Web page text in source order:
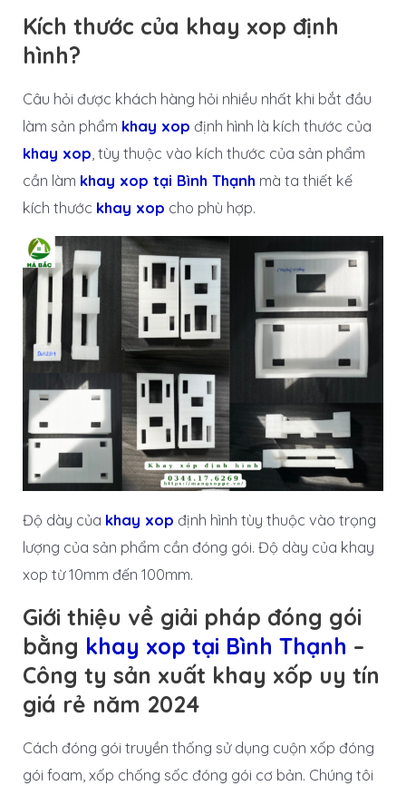
Kích thước của khay xop định
hình?
Câu hỏi được khách hàng hỏi nhiều nhất khi bắt đầu
làm sản phẩm khay xop định hình là kích thước của
khay xop , tùy thuộc vào kích thước của sản phẩm
cần làm khay xop tại Bình Thạnh mà ta thiết kế
kích thước khay xop cho phù hợp.
Độ dày của khay xop định hình tùy thuộc vào trọng
lượng của sản phẩm cần đóng gói. Độ dày của khay
xop từ 10mm đến 100mm.
Giới thiệu về giải pháp đóng gói
bằng khay xop tại Bình Thạnh –
Công ty sản xuất khay xốp uy tín
giá rẻ năm 2024
Cách đóng gói truyền thống sử dụng cuộn xốp đóng
gói foam, xốp chống sốc đóng gói cơ bản. Chúng tôi